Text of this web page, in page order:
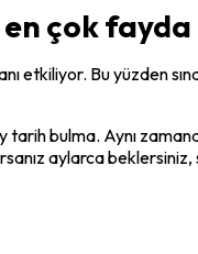
çok
etkiliyor. Bu yüzden
bulma. Aynı
aylarca beklersiniz,